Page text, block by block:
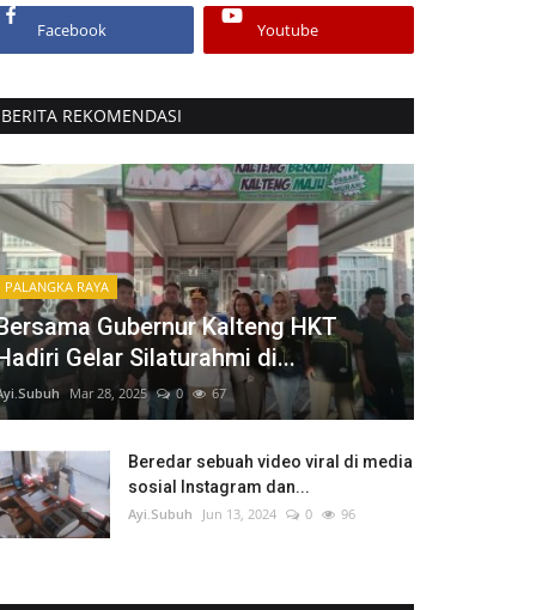
Facebook Youtube
BERITA REKOMENDASI
PALANGKA RAYA
Gubernur Kalteng HKT
Gelar Silaturahmi di...
Mar 28, 2025 0 67
Beredar sebuah video viral di media
sosial Instagram dan...
Ayi.Subuh Jun 13, 2024 0 96